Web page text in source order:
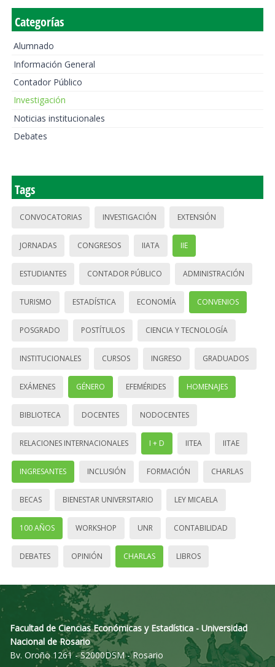
Categorías
Alumnado
Información General
Contador Público
Investigación
Noticias institucionales
Debates
Tags
CONVOCATORIAS INVESTIGACIÓN EXTENSIÓN
JORNADAS CONGRESOS IIATA IIE
ESTUDIANTES CONTADOR PÚBLICO ADMINISTRACIÓN
TURISMO ESTADÍSTICA ECONOMÍA CONVENIOS
POSGRADO POSTÍTULOS CIENCIA Y TECNOLOGÍA
INSTITUCIONALES CURSOS INGRESO GRADUADOS
EXÁMENES GÉNERO EFEMÉRIDES HOMENAJES
BIBLIOTECA DOCENTES NODOCENTES
RELACIONES INTERNACIONALES I + D IITEA IITAE
INGRESANTES INCLUSIÓN FORMACIÓN CHARLAS
BECAS BIENESTAR UNIVERSITARIO LEY MICAELA
100 AÑOS WORKSHOP UNR CONTABILIDAD
DEBATES OPINIÓN CHARLAS LIBROS
Facultad de Ciencias Económicas y Estadística - Universidad
Nacional de Rosario
Bv. Oroño 1261 - S2000DSM - Rosario